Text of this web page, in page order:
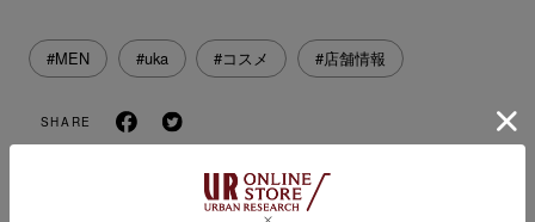
#MEN #uka #コスメ #店舗情報
SHARE
GOOD BETTER BEST™
NEWS
URBAN RESEARCH